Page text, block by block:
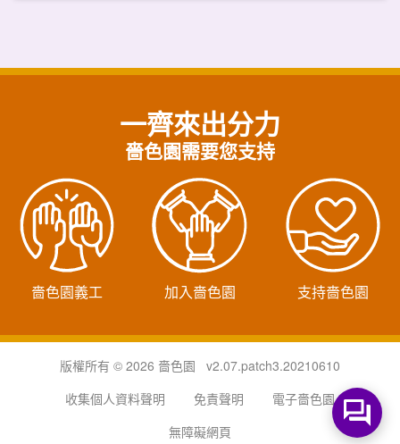
一齊來出分力
嗇色園需要您支持
嗇色園義工 加入嗇色園 支持嗇色園
版權所有 © 2026 嗇色園 v2.07.patch3.20210610
收集個人資料聲明
免責聲明
電子嗇色園
無障礙網頁